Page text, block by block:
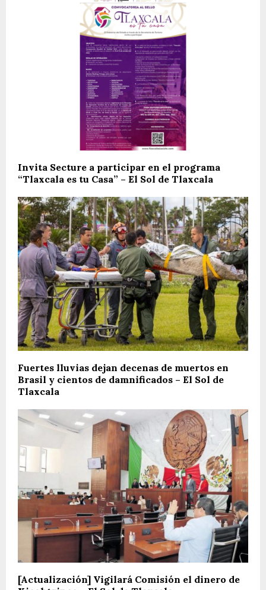
Invita Secture a participar en el programa
“Tlaxcala es tu Casa” – El Sol de Tlaxcala
Fuertes lluvias dejan decenas de muertos en
Brasil y cientos de damnificados – El Sol de
Tlaxcala
[Actualización] Vigilará Comisión el dinero de